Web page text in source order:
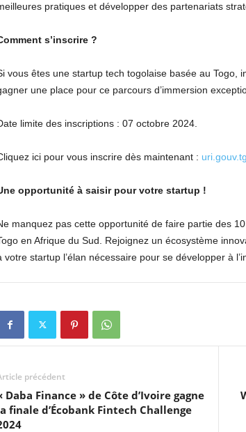
pratiques et développer des partenariats
s’inscrire ?
vous êtes une startup tech togolaise basée au Togo,
une place pour ce parcours d’immersion
limite des inscriptions : 07 octobre 2024.
ici pour vous inscrire dès maintenant :
opportunité à saisir pour votre startup !
manquez pas cette opportunité de faire partie des
en Afrique du Sud. Rejoignez un écosystème
votre startup l’élan nécessaire pour se développer à
précédent
Daba Finance » de Côte d’Ivoire gagne
finale d’Écobank Fintech Challenge